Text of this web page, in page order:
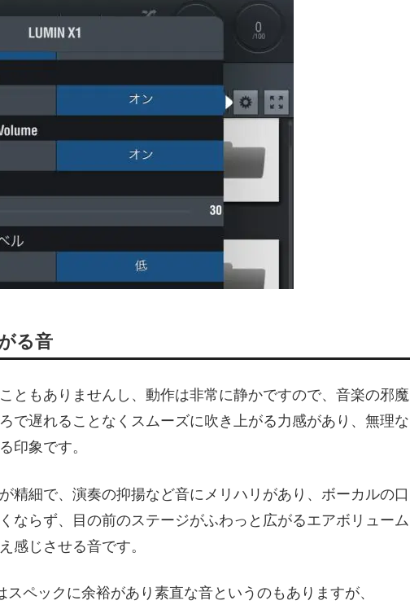
る音
ともありませんし、動作は非常に静かですので、音楽の邪魔
で遅れることなくスムーズに吹き上がる力感があり、無理な
印象です。
精細で、演奏の抑揚など音にメリハリがあり、ボーカルの口
ならず、目の前のステージがふわっと広がるエアボリューム
感じさせる音です。
スペックに余裕があり素直な音というのもありますが、